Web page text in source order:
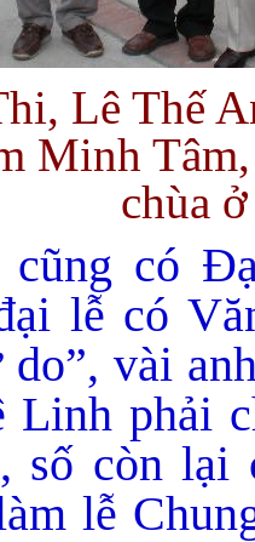
Lê Thế
Minh
chùa
có
lễ có
do”, vài
Linh phải
số còn
lễ